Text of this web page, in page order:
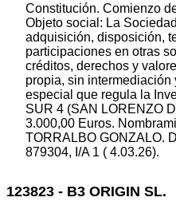
Constitución. Comienzo
Objeto social: La
adquisición, disposición,
participaciones en otras
créditos, derechos y
propia, sin
especial que regula la
SUR 4 (SAN LORENZO
3.000,00 Euros.
TORRALBO GONZALO.
879304, I/A 1 ( 4.03.26).
123823 - B3 ORIGIN SL.